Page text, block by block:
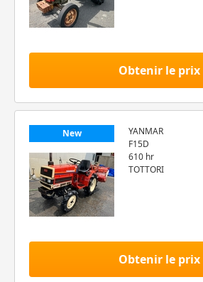
Obtenir le prix
New
YANMAR
F15D
610 hr
TOTTORI
Obtenir le prix